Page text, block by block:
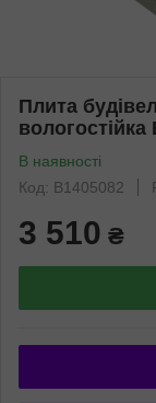
Плита
В наявності
Код: B1405082
3 510 ₴